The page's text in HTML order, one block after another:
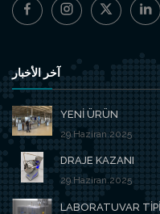
آخر الأخبار
YENİ ÜRÜN
29.Haziran.2025
DRAJE KAZANI
29.Haziran.2025
LABORATUVAR